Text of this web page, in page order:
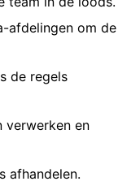
afdelingen om de
de regels
verwerken en
afhandelen.